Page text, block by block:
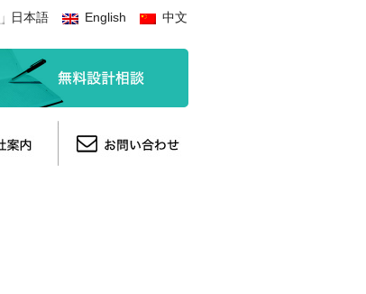
日本語 English 中文